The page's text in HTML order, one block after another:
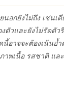
นอกยังไม่ถึง เช่นเ
ตัวและยังไม่รัดตัว
นี้อาจจะต้องเน้นย้
พเนื้อ รสชาติ แล